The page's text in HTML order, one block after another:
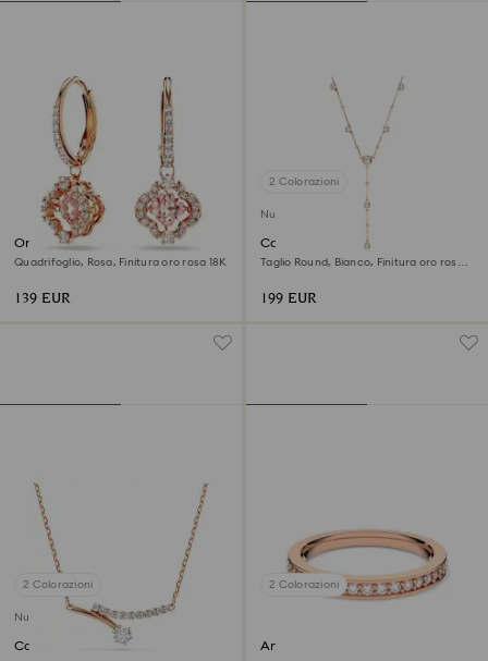
Orecchini pendenti Una
Quadrifoglio, Rosa, Finitura oro rosa 18K
139 EUR
2 Colorazioni
Nuovo
Collana a Y Imber
Taglio Round, Bianco, Finitura oro rosa
199 EUR
2 Colorazioni
Nuovo
Collana Matrix
2 Colorazioni
Anello Matrix